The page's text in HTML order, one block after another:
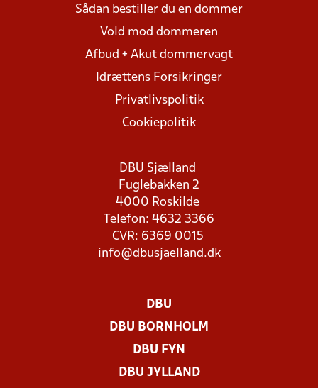
Sådan bestiller du en dommer
Vold mod dommeren
Afbud + Akut dommervagt
Idrættens Forsikringer
Privatlivspolitik
Cookiepolitik
DBU Sjælland
Fuglebakken 2
4000 Roskilde
Telefon: 4632 3366
CVR: 6369 0015
info@dbusjaelland.dk
DBU
DBU BORNHOLM
DBU FYN
DBU JYLLAND